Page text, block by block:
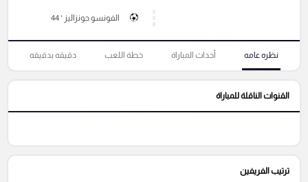
الفونسو جونزاليز ' 44
نظره عامه أحداث المباراة خطة اللعب دقيقه بدقيقه
القنوات الناقلة للمباراة
ترتيب الفريفين